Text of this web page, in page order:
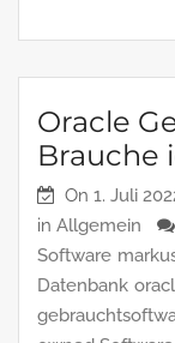
Oracle
Brauche
On 1. Juli
in Allgemein
Software
Datenbank